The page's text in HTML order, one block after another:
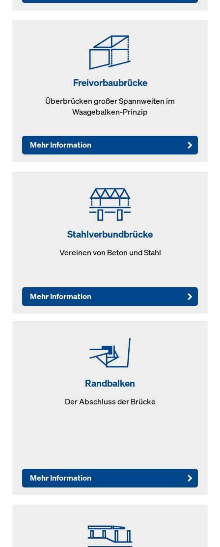
Freivorbaubrücke
Überbrücken großer Spannweiten im
Waagebalken-Prinzip
Mehr Information
Stahlverbundbrücke
Vereinen von Beton und Stahl
Mehr Information
Randbalken
Der Abschluss der Brücke
Mehr Information